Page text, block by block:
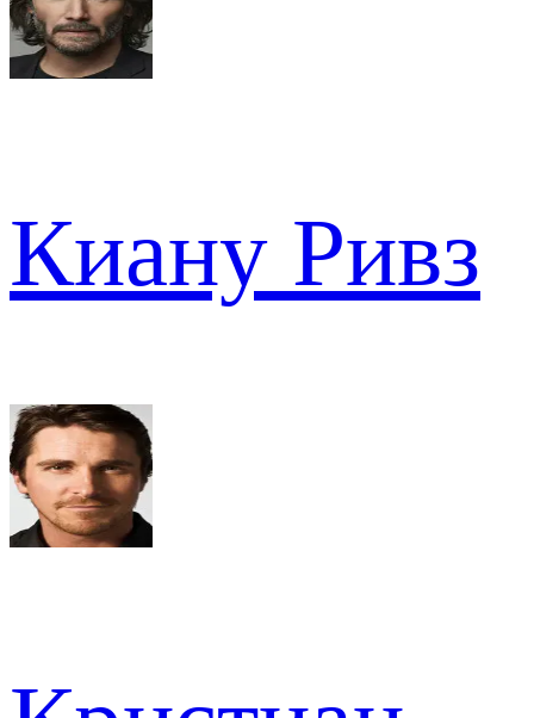
Киану Ривз